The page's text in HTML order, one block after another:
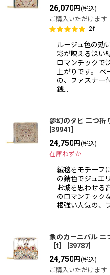
26,070円 (税込)
ご購入いただけます
2件
ルージュ色の効
彩が映える深い
ロマンチックで
上がりです。
の、ファスナー
銭…
夢幻のタピ 二つ折
39941
24,750円 (税込)
在庫わずか
絨毯をモチーフ
の錆色でジュエ
お城を思わせる
のロマンチック
根強い人気の、
象のカーニバル 二
［t］
39787
24,750円 (税込)
ご購入いただけます